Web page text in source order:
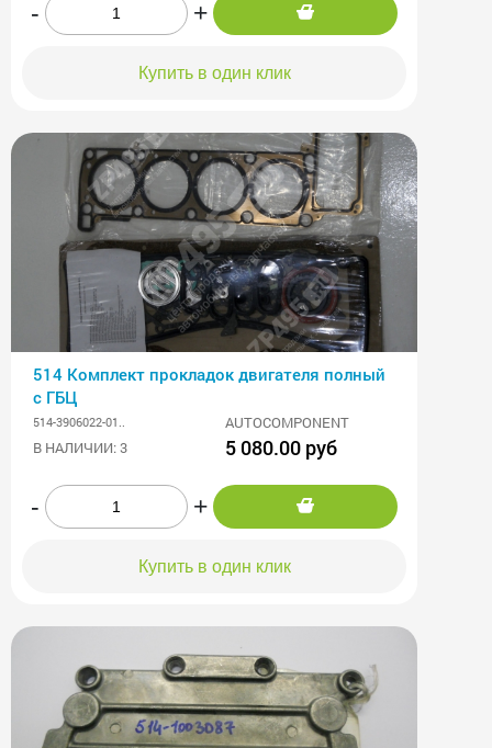
- +
Купить в один клик
514 Комплект прокладок двигателя полный
с ГБЦ
514-3906022-01..
AUTOCOMPONENT
В НАЛИЧИИ: 3
5 080.00 руб
- +
Купить в один клик